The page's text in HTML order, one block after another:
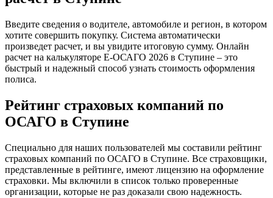
Введите сведения о водителе, автомобиле и регион, в котором
хотите совершить покупку. Система автоматически
произведет расчет, и вы увидите итоговую сумму. Онлайн
расчет на калькуляторе Е-ОСАГО 2026 в Ступине – это
быстрый и надежный способ узнать стоимость оформления
полиса.
Рейтинг страховых компаний по
ОСАГО в Ступине
Специально для наших пользователей мы составили рейтинг
страховых компаний по ОСАГО в Ступине. Все страховщики,
представленные в рейтинге, имеют лицензию на оформление
страховки. Мы включили в список только проверенные
организации, которые не раз доказали свою надежность.